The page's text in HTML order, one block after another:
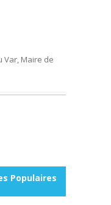
Var, Maire de
Populaires